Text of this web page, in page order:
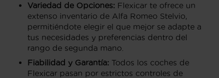
Variedad de Opciones: Flexicar te ofrece un
extenso inventario de Alfa Romeo Stelvio,
permitiéndote elegir el que mejor se adapte a
tus necesidades y preferencias dentro del
rango de segunda mano.
Fiabilidad y Garantía: Todos los coches de
Flexicar pasan por estrictos controles de